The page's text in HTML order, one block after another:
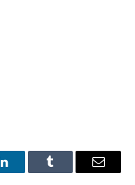
LinkedInTumblr Email